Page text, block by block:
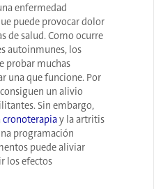
enfermedad
puede provocar dolor
de salud. Como ocurre
autoinmunes, los
probar muchas
una que funcione. Por
un alivio
Sin embargo,
cronoterapiay la artritis
programación
puede aliviar
los efectos